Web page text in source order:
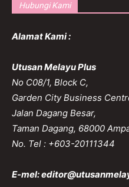
Hubungi Kami
Alamat Kami :
Utusan Melayu Plus
No C08/1, Block C,
Garden City Business
Jalan Dagang Besar,
Taman Dagang, 68000
No. Tel : +603-20111344
E-mel: